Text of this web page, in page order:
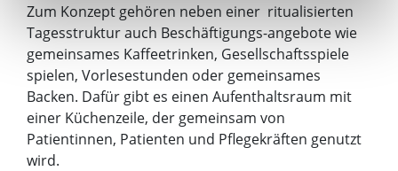
Zum Konzept gehören neben einer ritualisierten
Tagesstruktur auch Beschäftigungs-angebote wie
gemeinsames Kaffeetrinken, Gesellschaftsspiele
spielen, Vorlesestunden oder gemeinsames
Backen. Dafür gibt es einen Aufenthaltsraum mit
einer Küchenzeile, der gemeinsam von
Patientinnen, Patienten und Pflegekräften genutzt
wird.